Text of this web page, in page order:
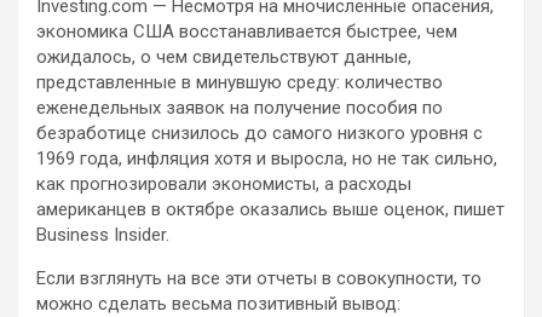
Investing.com — Несмотря на мночисленные опасения,
экономика США восстанавливается быстрее, чем
ожидалось, о чем свидетельствуют данные,
представленные в минувшую среду: количество
еженедельных заявок на получение пособия по
безработице снизилось до самого низкого уровня с
1969 года, инфляция хотя и выросла, но не так сильно,
как прогнозировали экономисты, а расходы
американцев в октябре оказались выше оценок, пишет
Business Insider.
Если взглянуть на все эти отчеты в совокупности, то
можно сделать весьма позитивный вывод: